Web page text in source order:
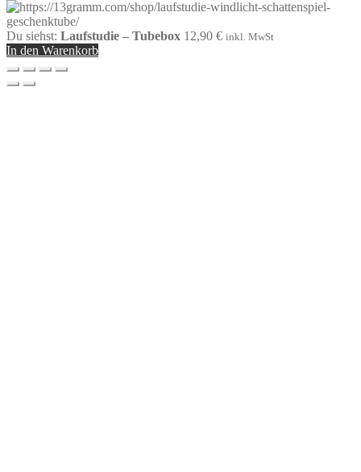
Du siehst: Laufstudie – Tubebox 12,90 € inkl. MwSt
In den Warenkorb